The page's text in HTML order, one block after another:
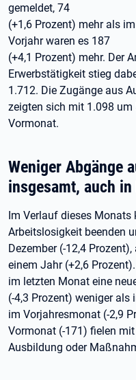
gemeldet, 74
(+1,6 Prozent) mehr als
Vorjahr waren es 187
(+4,1 Prozent) mehr. Der
Erwerbstätigkeit stieg
1.712. Die Zugänge aus
zeigten sich mit 1.098 um
Vormonat.
Weniger Abgänge
insgesamt, auch
Im Verlauf dieses Monats
Arbeitslosigkeit beenden
Dezember (-12,4
einem Jahr (+2,6
im letzten Monat eine
(-4,3 Prozent) weniger
im Vorjahresmonat (-2,9
Vormonat (-171) fielen
Ausbildung oder